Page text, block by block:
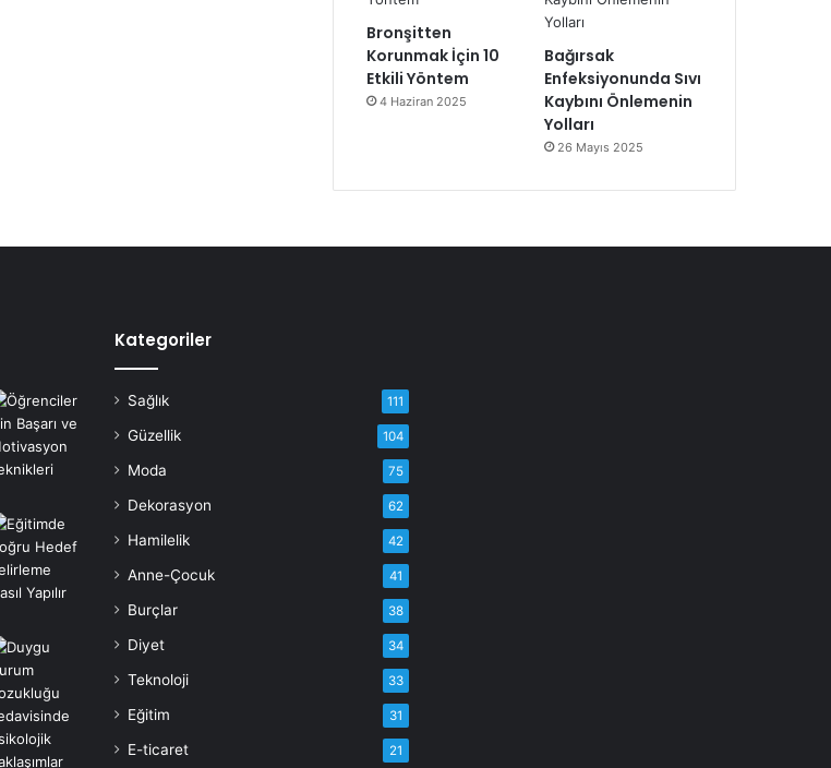
Bronşitten
Korunmak İçin 10
Etkili Yöntem
4 Haziran 2025
Bağırsak
Enfeksiyonunda Sıvı
Kaybını Önlemenin
Yolları
26 Mayıs 2025
Kategoriler
Sağlık 111
Güzellik 104
Moda 75
Dekorasyon 62
Hamilelik 42
Anne-Çocuk 41
Burçlar 38
Diyet 34
Teknoloji 33
Eğitim 31
E-ticaret 21